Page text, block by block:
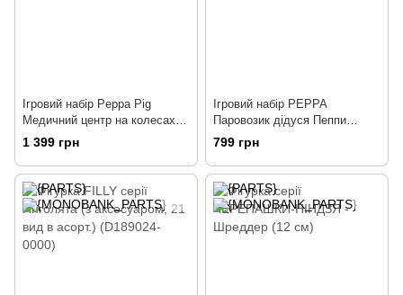
Ігровий набір Peppa Pig
Медичний центр на колесах
(06722)
1 399 грн
Ігровий набір PEPPA
Паровозик дідуся Пеппи
(20829)
799 грн